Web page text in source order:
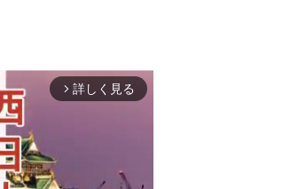
arrow_forward_ios 詳しく見る